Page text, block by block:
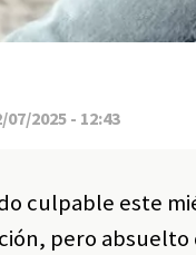
07/2025 - 12:43
culpable este
pero absuelto